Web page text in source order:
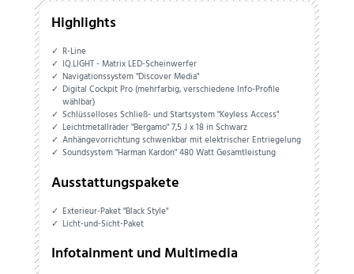
Highlights
R-Line
IQ.LIGHT - Matrix LED-Scheinwerfer
Navigationssystem "Discover Media"
Digital Cockpit Pro (mehrfarbig, verschiedene Info-Profile
wählbar)
Schlüsselloses Schließ- und Startsystem "Keyless Access"
Leichtmetallräder "Bergamo" 7,5 J x 18 in Schwarz
Anhängevorrichtung schwenkbar mit elektrischer Entriegelung
Soundsystem "Harman Kardon" 480 Watt Gesamtleistung
Ausstattungspakete
Exterieur-Paket "Black Style"
Licht-und-Sicht-Paket
Infotainment und Multimedia